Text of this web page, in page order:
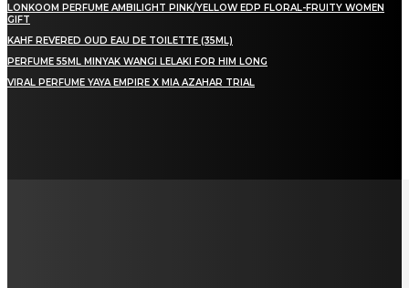
LONKOOM PERFUME AMBILIGHT PINK/YELLOW EDP FLORAL-FRUITY WOMEN
GIFT
KAHF REVERED OUD EAU DE TOILETTE (35ML)
PERFUME 55ML MINYAK WANGI LELAKI FOR HIM LONG
VIRAL PERFUME YAYA EMPIRE X MIA AZAHAR TRIAL